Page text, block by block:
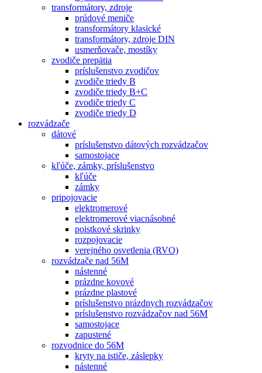
transformátory, zdroje
prúdové meniče
transformátory klasické
transformátory, zdroje DIN
usmerňovače, mostíky
zvodiče prepätia
príslušenstvo zvodičov
zvodiče triedy B
zvodiče triedy B+C
zvodiče triedy C
zvodiče triedy D
rozvádzače
dátové
príslušenstvo dátových rozvádzačov
samostojace
kľúče, zámky, príslušenstvo
kľúče
zámky
pripojovacie
elektromerové
elektromerové viacnásobné
poistkové skrinky
rozpojovacie
verejného osvetlenia (RVO)
rozvádzače nad 56M
nástenné
prázdne kovové
prázdne plastové
príslušenstvo prázdnych rozvádzačov
príslušenstvo rozvádzačov nad 56M
samostojace
zapustené
rozvodnice do 56M
kryty na ističe, záslepky
nástenné